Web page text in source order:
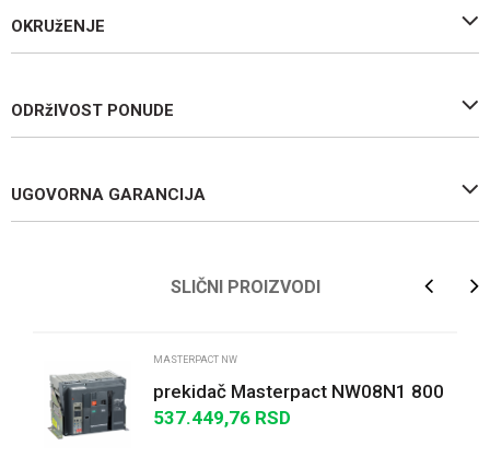
OKRUžENJE
ODRžIVOST PONUDE
UGOVORNA GARANCIJA
Poruka
SLIČNI PROIZVODI
MASTERPACT NW
prekidač Masterpact NW08N1 800
A - 3P - izvlačivi - bez zaštitne
537.449,76 RSD